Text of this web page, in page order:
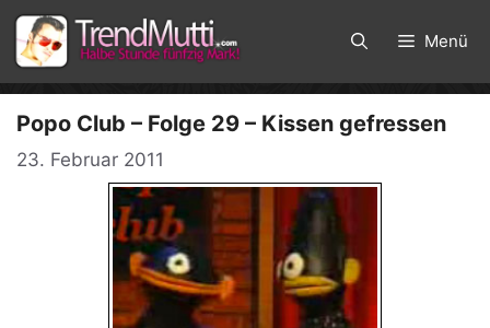
Zum
Inhalt
springen
Menü
Popo Club – Folge 29 – Kissen gefressen
23. Februar 2011